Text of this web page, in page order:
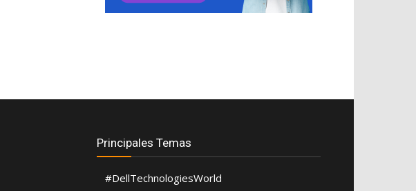
Principales Temas
#DellTechnologiesWorld